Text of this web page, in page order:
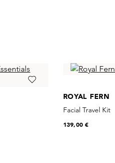
ROYAL FERN
Facial Travel Kit
139,00 €